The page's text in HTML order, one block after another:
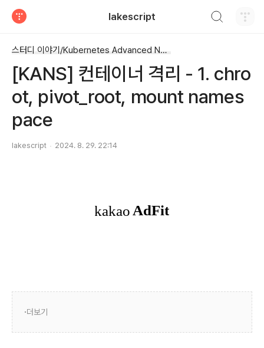
lakescript
스터디 이야기/Kubernetes Advanced Networking Study
[KANS] 컨테이너 격리 - 1. chro
ot, pivot_root, mount names
pace
lakescript 2024. 8. 29. 22:14
더보기